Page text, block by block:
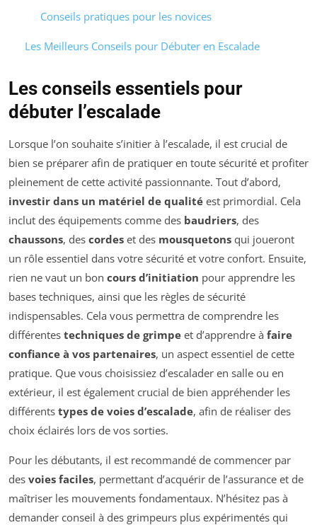
Conseils pratiques pour les novices
Les Meilleurs Conseils pour Débuter en Escalade
Les conseils essentiels pour
débuter l’escalade
Lorsque l’on souhaite s’initier à l’escalade, il est crucial de
bien se préparer afin de pratiquer en toute sécurité et profiter
pleinement de cette activité passionnante. Tout d’abord,
investir dans un matériel de qualité est primordial. Cela
inclut des équipements comme des baudriers, des
chaussons, des cordes et des mousquetons qui joueront
un rôle essentiel dans votre sécurité et votre confort. Ensuite,
rien ne vaut un bon cours d’initiation pour apprendre les
bases techniques, ainsi que les règles de sécurité
indispensables. Cela vous permettra de comprendre les
différentes techniques de grimpe et d’apprendre à faire
confiance à vos partenaires, un aspect essentiel de cette
pratique. Que vous choisissiez d’escalader en salle ou en
extérieur, il est également crucial de bien appréhender les
différents types de voies d’escalade, afin de réaliser des
choix éclairés lors de vos sorties.
Pour les débutants, il est recommandé de commencer par
des voies faciles, permettant d’acquérir de l’assurance et de
maîtriser les mouvements fondamentaux. N’hésitez pas à
demander conseil à des grimpeurs plus expérimentés qui